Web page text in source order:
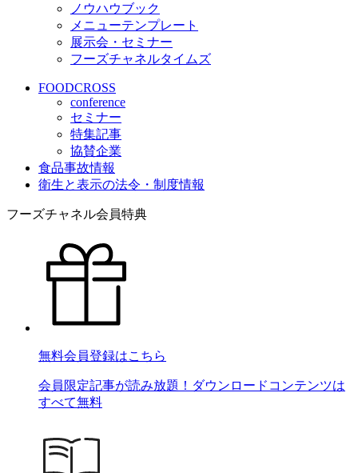
ノウハウブック
メニューテンプレート
展示会・セミナー
フーズチャネルタイムズ
FOODCROSS
conference
セミナー
特集記事
協賛企業
食品事故情報
衛生と表示の法令・制度情報
フーズチャネル会員特典
無料会員登録はこちら
会員限定記事が読み放題！ダウンロードコンテンツは
すべて無料